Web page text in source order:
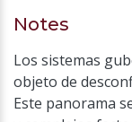
Notes
Los sistemas
objeto de
Este panorama